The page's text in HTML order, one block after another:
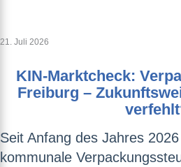
21. Juli 2026
KIN-Marktcheck:
Freiburg –
Seit Anfang des Jahres
kommunale